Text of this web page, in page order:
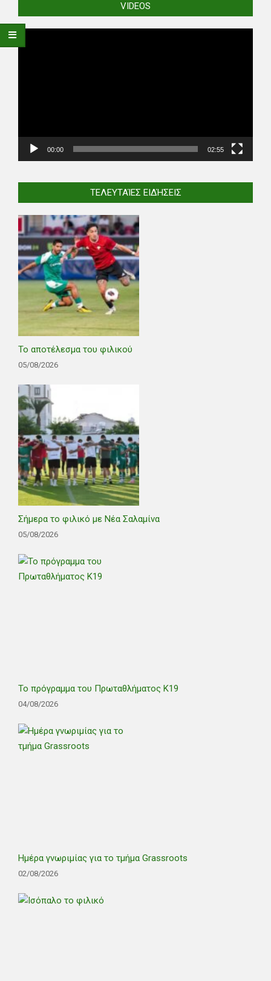
VIDEOS
Player
00:00 02:55
ΤΕΛΕΥΤΑΊΕΣ ΕΙΔΉΣΕΙΣ
Το αποτέλεσμα του φιλικού
05/08/2026
Σήμερα το φιλικό με Νέα Σαλαμίνα
05/08/2026
Το πρόγραμμα του Πρωταθλήματος Κ19
04/08/2026
Ημέρα γνωριμίας για το τμήμα Grassroots
02/08/2026